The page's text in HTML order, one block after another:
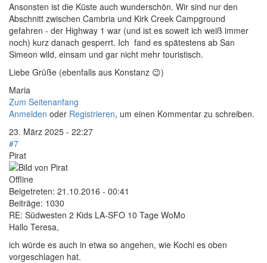
Ansonsten ist die Küste auch wunderschön. Wir sind nur den
Abschnitt zwischen Cambria und Kirk Creek Campground
gefahren - der Highway 1 war (und ist es soweit ich weiß immer
noch) kurz danach gesperrt. Ich fand es spätestens ab San
Simeon wild, einsam und gar nicht mehr touristisch.
Liebe Grüße (ebenfalls aus Konstanz 😉)
Maria
Zum Seitenanfang
Anmelden oder Registrieren, um einen Kommentar zu schreiben.
23. März 2025 - 22:27
#7
Pirat
Offline
Beigetreten: 21.10.2016 - 00:41
Beiträge: 1030
RE: Südwesten 2 Kids LA-SFO 10 Tage WoMo
Hallo Teresa,
ich würde es auch in etwa so angehen, wie Kochi es oben
vorgeschlagen hat.